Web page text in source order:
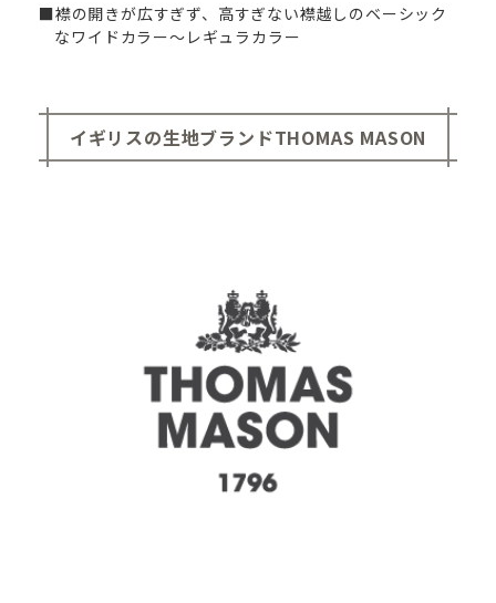
■襟の開きが広すぎず、高すぎない襟越しのベーシック
なワイドカラー～レギュラカラー
イギリスの生地ブランドTHOMAS MASON